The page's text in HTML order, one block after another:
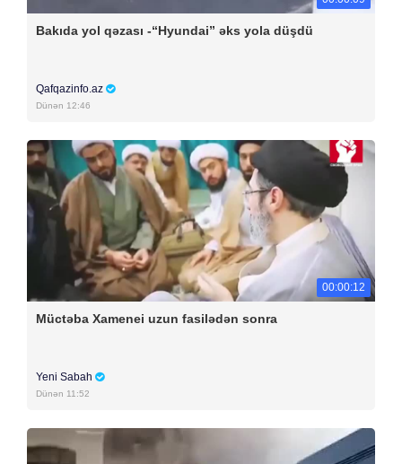
Bakıda yol qəzası -“Hyundai” əks yola düşdü
Qafqazinfo.az
Dünən 12:46
00:00:12
Müctəba Xamenei uzun fasilədən sonra
Yeni Sabah
Dünən 11:52